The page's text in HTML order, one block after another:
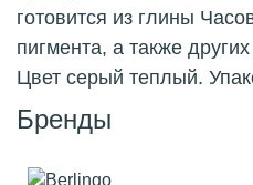
готовится из глины
пигмента, а также
Цвет серый теплый.
Бренды